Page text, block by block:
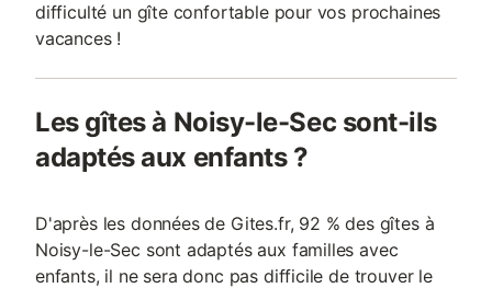
difficulté un gîte confortable pour vos prochaines
vacances !
Les gîtes à Noisy-le-Sec sont-ils
adaptés aux enfants ?
D'après les données de Gites.fr, 92 % des gîtes à
Noisy-le-Sec sont adaptés aux familles avec
enfants, il ne sera donc pas difficile de trouver le